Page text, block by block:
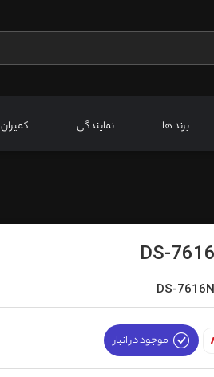
برند ها نمایندگی کمیران
DS-
موجود در انبار